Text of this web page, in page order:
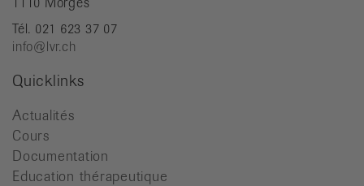
Tél. 021 623 37 07
info@lvr.ch
Quicklinks
Actualités
Cours
Documentation
Education thérapeutique